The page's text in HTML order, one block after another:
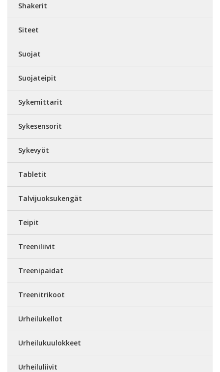
Shakerit
Siteet
Suojat
Suojateipit
Sykemittarit
Sykesensorit
Sykevyöt
Tabletit
Talvijuoksukengät
Teipit
Treeniliivit
Treenipaidat
Treenitrikoot
Urheilukellot
Urheilukuulokkeet
Urheiluliivit